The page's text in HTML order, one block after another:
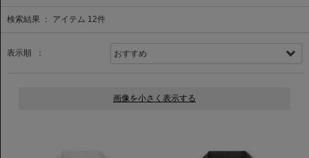
検索結果 ： アイテム 12件
表示順 ：